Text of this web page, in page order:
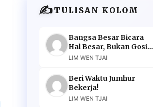
✍️TULISAN KOLOM
Bangsa Besar Bicara
Hal Besar, Bukan Gosip
Murahan
LIM WEN TJAI
Beri Waktu Jumhur
Bekerja!
LIM WEN TJAI